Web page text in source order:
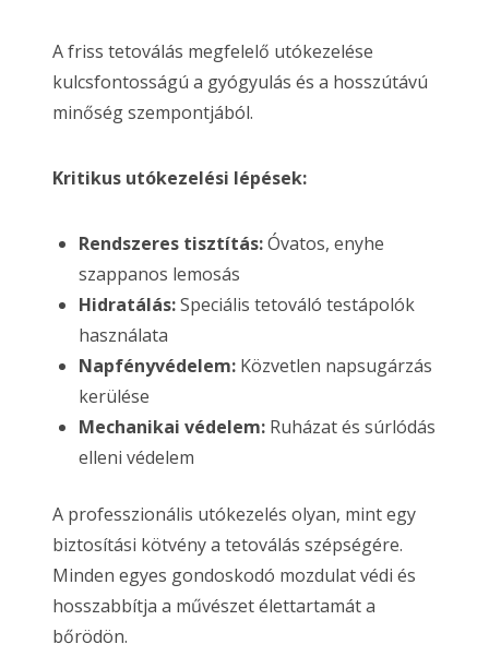
A friss tetoválás megfelelő utókezelése
kulcsfontosságú a gyógyulás és a hosszútávú
minőség szempontjából.
Kritikus utókezelési lépések:
Rendszeres tisztítás:Óvatos, enyhe
szappanos lemosás
Hidratálás:Speciális tetováló testápolók
használata
Napfényvédelem: Közvetlen napsugárzás
kerülése
Mechanikai védelem: Ruházat és súrlódás
elleni védelem
A professzionális utókezelés olyan, mint egy
biztosítási kötvény a tetoválás szépségére.
Minden egyes gondoskodó mozdulat védi és
hosszabbítja a művészet élettartamát a
bőrödön.